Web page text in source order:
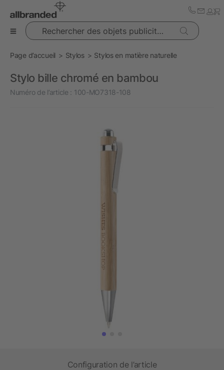
Rechercher des objets publicitaires
Page d’accueil Stylos Stylos en matière naturelle
Stylo bille chromé en bambou
Numéro de l’article : 100-MO7318-108
Configuration de l’article